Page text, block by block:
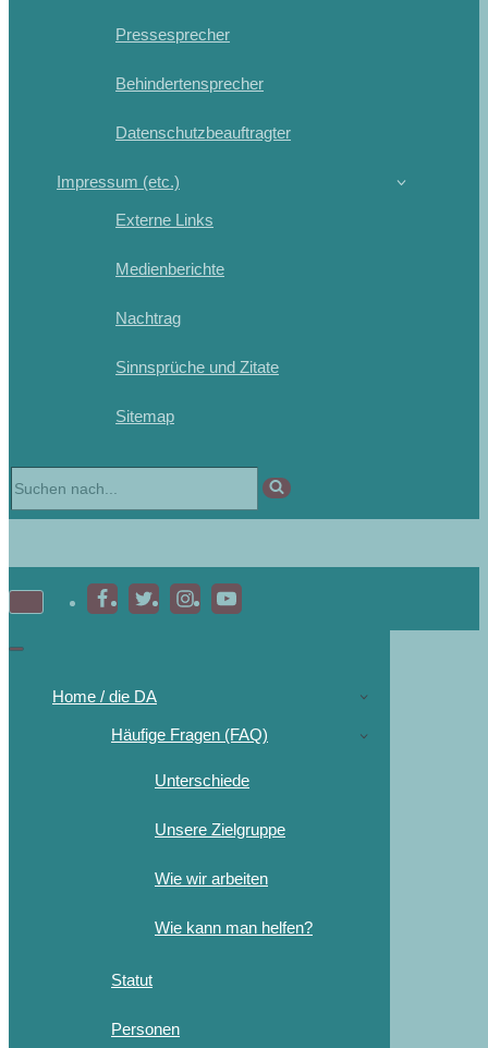
Pressesprecher
Behindertensprecher
Datenschutzbeauftragter
Impressum (etc.)
Externe Links
Medienberichte
Nachtrag
Sinnsprüche und Zitate
Sitemap
Home / die DA
Häufige Fragen (FAQ)
Unterschiede
Unsere Zielgruppe
Wie wir arbeiten
Wie kann man helfen?
Statut
Personen